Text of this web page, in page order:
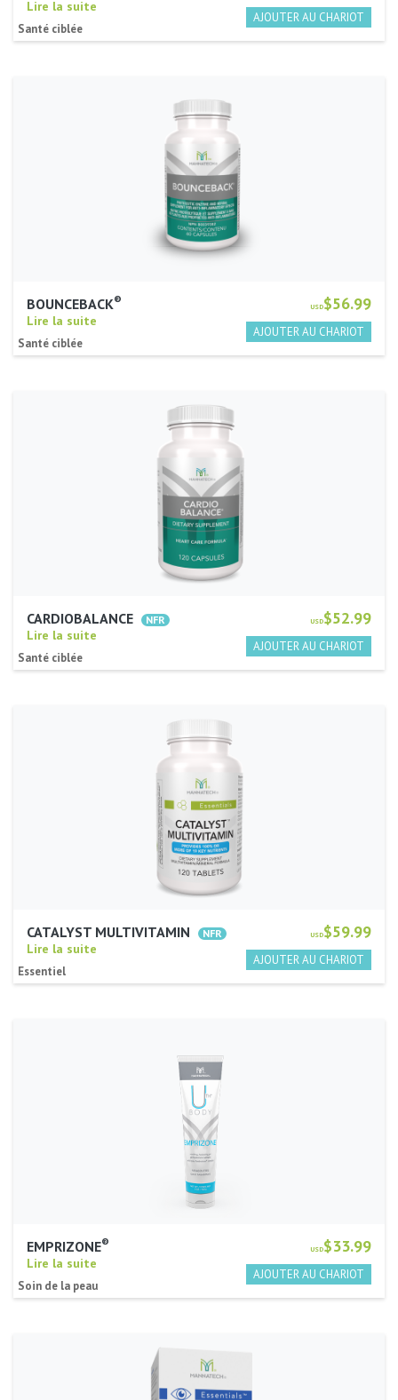
Lire la suite
Santé ciblée
USD$56.99
BOUNCEBACK®
Lire la suite
Santé ciblée
USD$52.99
CARDIOBALANCE
Lire la suite
Santé ciblée
USD$59.99
CATALYST MULTIVITAMIN
Lire la suite
Essentiel
USD$33.99
EMPRIZONE®
Lire la suite
Soin de la peau